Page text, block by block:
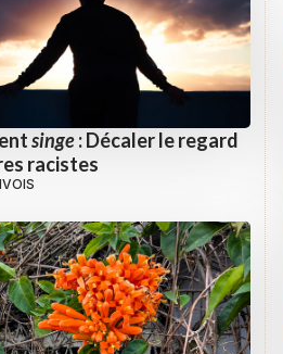
singe: Décaler le regard
racistes